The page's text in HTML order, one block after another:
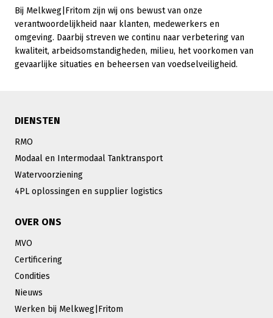
Bij Melkweg|Fritom zijn wij ons bewust van onze
verantwoordelijkheid naar klanten, medewerkers en
omgeving. Daarbij streven we continu naar verbetering van
kwaliteit, arbeidsomstandigheden, milieu, het voorkomen van
gevaarlijke situaties en beheersen van voedselveiligheid.
DIENSTEN
RMO
Modaal en Intermodaal Tanktransport
Watervoorziening
4PL oplossingen en supplier logistics
OVER ONS
MVO
Certificering
Condities
Nieuws
Werken bij Melkweg|Fritom